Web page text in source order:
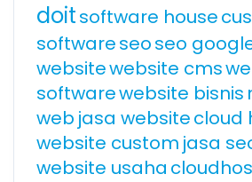
doitsoftware house
softwareseoseo
websitewebsite cms
softwarewebsite bisnis
web jasa websitecloud
website custom jasa
website usaha